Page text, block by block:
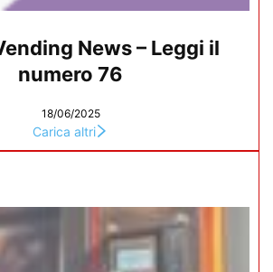
News – Leggi il
numero 76
18/06/2025
Carica altri